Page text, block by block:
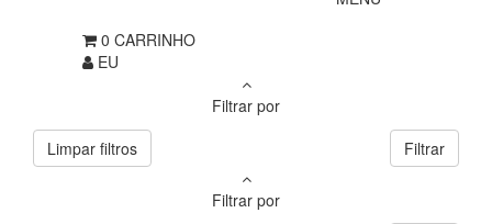
0 CARRINHO
EU
Filtrar por
Limpar filtros
Filtrar
Filtrar por